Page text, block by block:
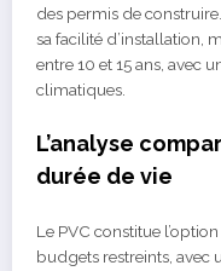
des permis de
sa facilité d’installation,
entre 10 et 15 ans, avec
climatiques.
L’analyse
durée de vie
Le PVC constitue
budgets restreints, avec